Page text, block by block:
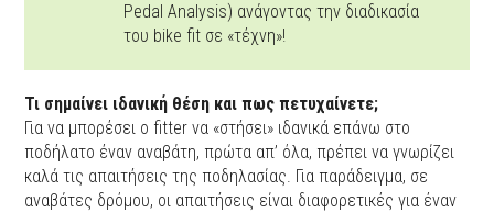
Pedal Analysis) ανάγοντας την διαδικασία
του bike fit σε «τέχνη»!
Τι σημαίνει ιδανική θέση και πως πετυχαίνετε;
Για να μπορέσει ο fitter να «στήσει» ιδανικά επάνω στο
ποδήλατο έναν αναβάτη, πρώτα απ’ όλα, πρέπει να γνωρίζει
καλά τις απαιτήσεις της ποδηλασίας. Για παράδειγμα, σε
αναβάτες δρόμου, οι απαιτήσεις είναι διαφορετικές για έναν